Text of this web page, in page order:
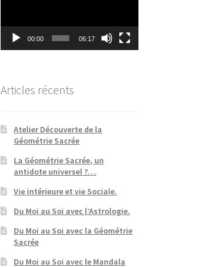
00:00 06:17
Articles récents
Atelier Découverte de la
Géométrie Sacrée
La Géométrie Sacrée, un
antidote universel ?…
Vie intérieure et vie Sociale.
Du Moi au Soi avec l’Astrologie.
Du Moi au Soi avec la Géométrie
Sacrée
Du Moi au Soi avec le Mandala